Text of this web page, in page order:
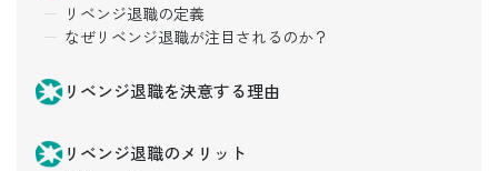
リベンジ退職の定義
なぜリベンジ退職が注目されるのか？
リベンジ退職を決意する理由
リベンジ退職のメリット